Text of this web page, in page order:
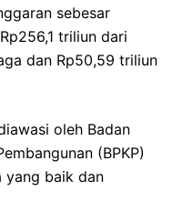
sebesar
triliun dari
dan Rp50,59 triliun
oleh Badan
(BPKP)
yang baik dan